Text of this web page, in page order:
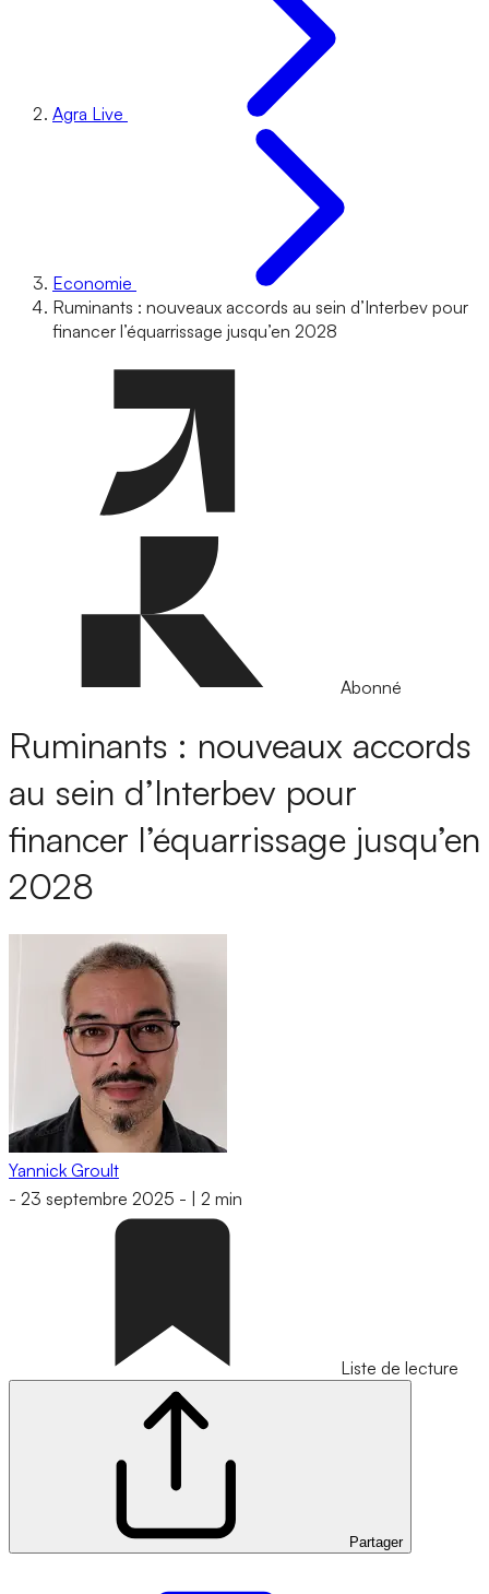
Agra Live
Economie
Ruminants : nouveaux accords au sein d’Interbev pour
financer l’équarrissage jusqu’en 2028
Abonné
Ruminants : nouveaux accords
au sein d’Interbev pour
financer l’équarrissage jusqu’en
2028
Yannick Groult
- 23 septembre 2025 - 2 min
Liste de lecture
Partager